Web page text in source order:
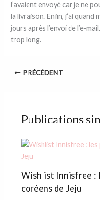
l’avaient envoyé car je ne
la livraison. Enfin, j’ai quand
jours après l’envoi de l’e-
trop long.
PRÉCÉDENT
Publications
Wishlist Innisfree :
coréens de Jeju